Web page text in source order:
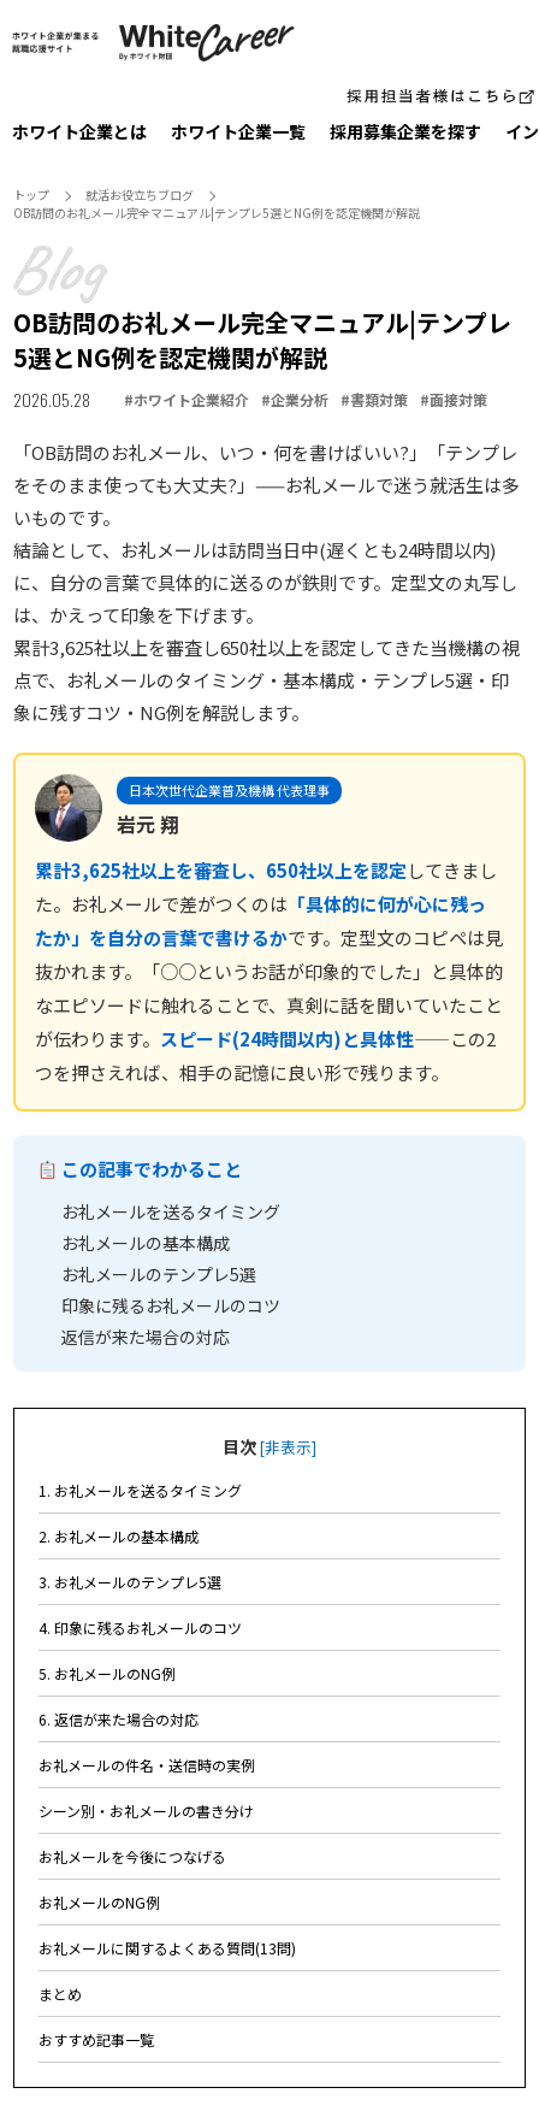
ホワイト企業とは ホワイト企業一覧 採⽤募集企業を探す イ
トップ
就活お役⽴ちブログ
OB訪問のお礼メール完全マニュアル|テンプレ5選とNG例を認定機関が解説
OB訪問のお礼メール完全マニュアル|テンプレ
5選とNG例を認定機関が解説
2026.05.28 #ホワイト企業紹介 #企業分析 #書類対策 #面接対策
「OB訪問のお礼メール、いつ・何を書けばいい?」「テンプレ
をそのまま使っても大丈夫?」——お礼メールで迷う就活生は多
いものです。
結論として、お礼メールは訪問当日中(遅くとも24時間以内)
に、自分の言葉で具体的に送るのが鉄則です。定型文の丸写し
は、かえって印象を下げます。
累計3,625社以上を審査し650社以上を認定してきた当機構の視
点で、お礼メールのタイミング・基本構成・テンプレ5選・印
象に残すコツ・NG例を解説します。
日本次世代企業普及機構 代表理事
岩元 翔
累計3,625社以上を審査し、650社以上を認定してきまし
た。お礼メールで差がつくのは 「具体的に何が心に残っ
たか」を自分の言葉で書けるかです。定型文のコピペは見
抜かれます。「○○というお話が印象的でした」と具体的
なエピソードに触れることで、真剣に話を聞いていたこと
が伝わります。 スピード(24時間以内)と具体性——この2
つを押さえれば、相手の記憶に良い形で残ります。
この記事でわかること
お礼メールを送るタイミング
お礼メールの基本構成
お礼メールのテンプレ5選
印象に残るお礼メールのコツ
返信が来た場合の対応
目次[非表示]
1. お礼メールを送るタイミング
2. お礼メールの基本構成
3. お礼メールのテンプレ5選
4. 印象に残るお礼メールのコツ
5. お礼メールのNG例
6. 返信が来た場合の対応
お礼メールの件名・送信時の実例
シーン別・お礼メールの書き分け
お礼メールを今後につなげる
お礼メールのNG例
お礼メールに関するよくある質問(13問)
まとめ
おすすめ記事一覧